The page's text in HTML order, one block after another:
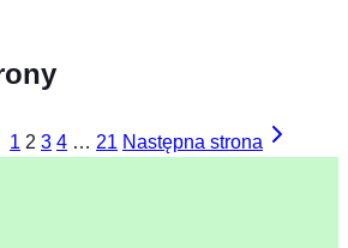
1 2 3 4 … 21 Następna strona